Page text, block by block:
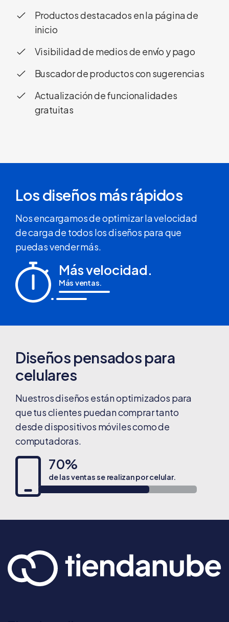
Productos destacados en la página de
inicio
Visibilidad de medios de envío y pago
Buscador de productos con sugerencias
Actualización de funcionalidades
gratuitas
Los diseños más rápidos
Nos encargamos de optimizar la velocidad
de carga de todos los diseños para que
puedas vender más.
Más velocidad.
Más ventas.
Diseños pensados para
celulares
Nuestros diseños están optimizados para
que tus clientes puedan comprar tanto
desde dispositivos móviles como de
computadoras.
70%
de las ventas se realizan por celular.